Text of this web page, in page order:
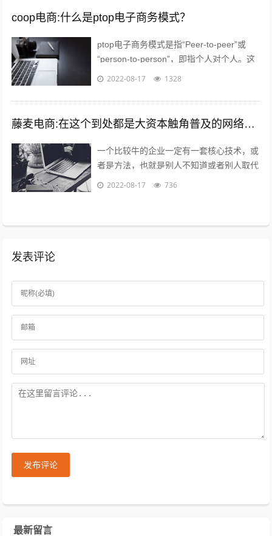
coop电商:什么是ptop电子商务模式？
ptop电子商务模式是指“Peer-to-peer”或
“person-to-person”，即指个人对个人。这
种新型的融资模式已经在欧美市场取得了极
2022-08-17 1328
藤麦电商:在这个到处都是大资本触角普及的网络电商时代,普通的穷屌丝如何可以做到逆袭上位？
一个比较牛的企业一定有一套核心技术，或
者是方法，也就是别人不知道或者别人取代
不了的，打个比方，你在国内做一款游戏，
2022-08-17 736
发表评论
发布评论
最新留言